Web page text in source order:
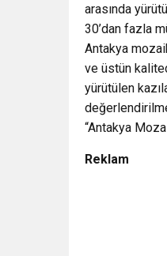
arasında
30’dan fazla
Antakya
ve üstün
yürütülen
“Antakya
Reklam